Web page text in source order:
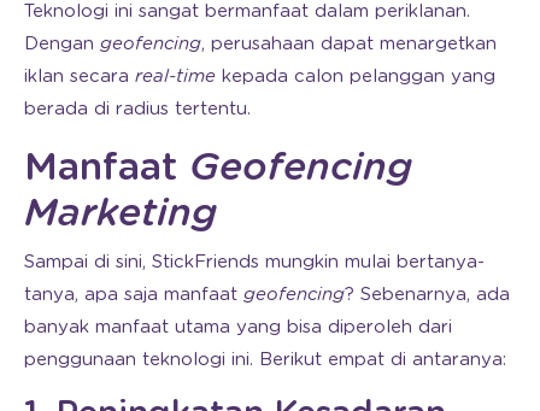
Teknologi ini sangat bermanfaat dalam periklanan.
Dengan geofencing, perusahaan dapat menargetkan
iklan secara real-time kepada calon pelanggan yang
berada di radius tertentu.
Manfaat Geofencing
Marketing
Sampai di sini, StickFriends mungkin mulai bertanya-
tanya, apa saja manfaat geofencing? Sebenarnya, ada
banyak manfaat utama yang bisa diperoleh dari
penggunaan teknologi ini. Berikut empat di antaranya: